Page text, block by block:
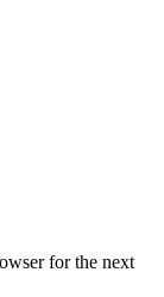
for the next